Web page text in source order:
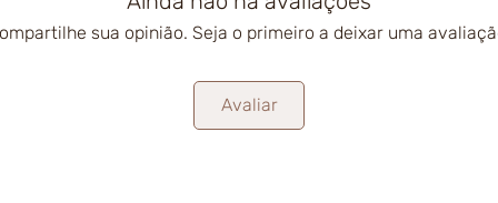
sua opinião. Seja o primeiro a deixar uma
Avaliar